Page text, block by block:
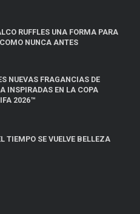
RUFFLES UNA FORMA PARA
NUNCA ANTES
NUEVAS FRAGANCIAS DE
INSPIRADAS EN LA COPA
2026™
TIEMPO SE VUELVE BELLEZA